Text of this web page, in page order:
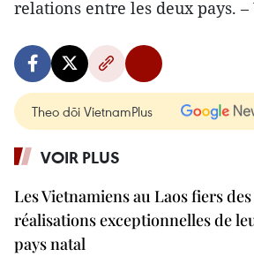
relations entre les deux pays. –
Theo dõi VietnamPlus
VOIR PLUS
Les Vietnamiens au Laos fiers des
réalisations exceptionnelles de
pays natal